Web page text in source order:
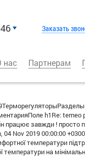
Заказать
нас Партнерам
h1Re:
працює завжди !
Nov 2019 00:00:00
температури
температури на